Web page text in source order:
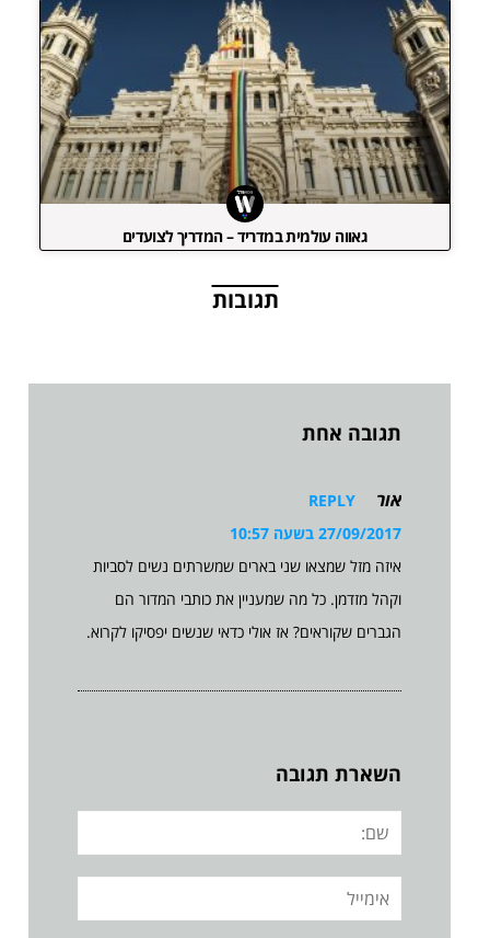
גאווה עולמית במדריד – המדריך לצועדים
תגובות
תגובה אחת
אור
REPLY
27/09/2017 בשעה 10:57
איזה מזל שמצאו שני בארים שמשרתים נשים לסביות
וקהל מזדמן. כל מה שמעניין את כותבי המדור הם
הגברים שקוראים? אז אולי כדאי שנשים יפסיקו לקרוא.
השארת תגובה
שם:
אימייל